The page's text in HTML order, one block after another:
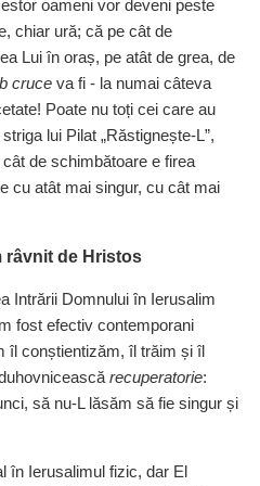
oameni vor deveni peste
chiar ură; că pe cât de
Lui în oraș, pe atât de grea, de
cruce va fi - la numai câteva
Poate nu toți cei care au
lui Pilat „Răstig­nește‑L”,
de schimbătoare e firea
cu atât mai singur, cu cât mai
râvnit de Hristos
Intrării Domnului în Ierusalim
fost efectiv contemporani
îl con­știentizăm, îl trăim și îl
recuperatorie:
să nu‑L lăsăm să fie singur și
în Ierusalimul fizic, dar El